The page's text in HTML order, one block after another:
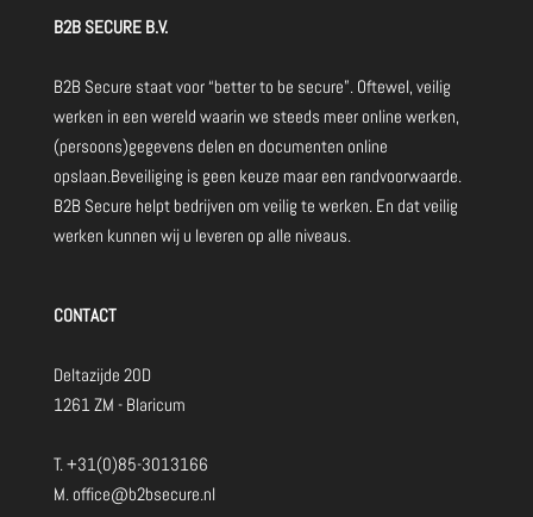
B2B SECURE B.V.
B2B Secure staat voor “better to be secure”. Oftewel, veilig
werken in een wereld waarin we steeds meer online werken,
(persoons)gegevens delen en documenten online
opslaan.Beveiliging is geen keuze maar een randvoorwaarde.
B2B Secure helpt bedrijven om veilig te werken. En dat veilig
werken kunnen wij u leveren op alle niveaus.
CONTACT
Deltazijde 20D
1261 ZM - Blaricum
T. +31(0)85-3013166
M. office@b2bsecure.nl